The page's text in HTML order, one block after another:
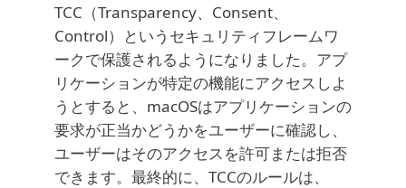
TCC（Transparency、Consent、
Control）というセキュリティフレームワ
ークで保護されるようになりました。アプ
リケーションが特定の機能にアクセスしよ
うとすると、macOSはアプリケーションの
要求が正当かどうかをユーザーに確認し、
ユーザーはそのアクセスを許可または拒否
できます。最終的に、TCCのルールは、